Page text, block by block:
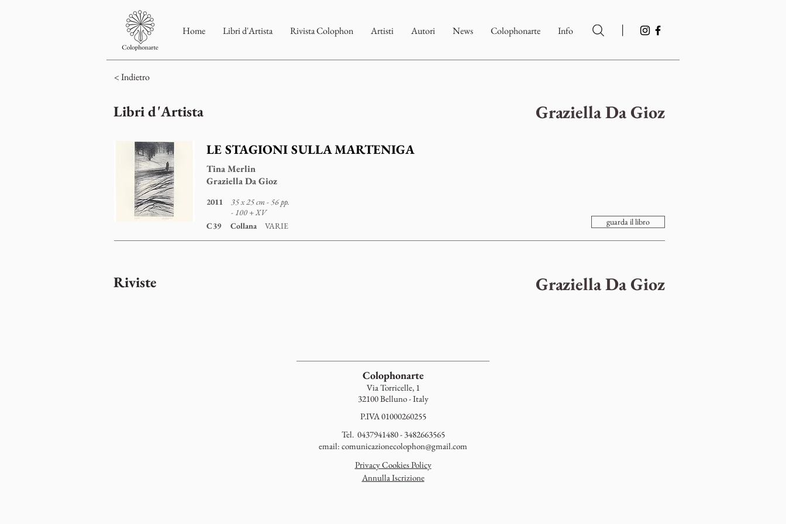
Home Libri d'Artista Rivista Colophon Artisti Autori News Colophonarte Info |
< Indietro
Graziella Da Gioz
Libri d'Artista
LE STAGIONI SULLA MARTENIGA
Tina Merlin
Graziella Da Gioz
2011
35 x 25 cm - 56 pp.
- 100 + XV
C39
Collana VARIE guarda il libro
Riviste Graziella Da Gioz
Colophonarte
Via Torricelle, 1
32100 Belluno - Italy
P.IVA 01000260255
Tel. 0437941480 - 3482663565
email: comunicazionecolophon@gmail.com
Privacy Cookies Policy
Annulla Iscrizione